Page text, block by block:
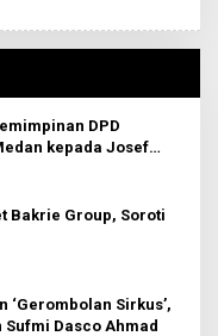
DPD
kepada Josef
Bakrie Group, Soroti
‘Gerombolan Sirkus’,
Dasco Ahmad